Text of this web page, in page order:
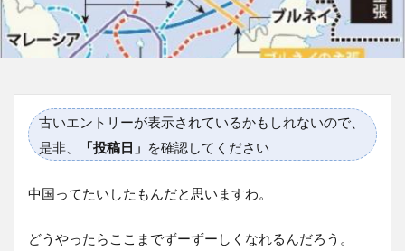
古いエントリーが表示されているかもしれないので、
是非、
「投稿日」 を確認してください
中国ってたいしたもんだと思いますわ。
どうやったらここまでずーずーしくなれるんだろう。